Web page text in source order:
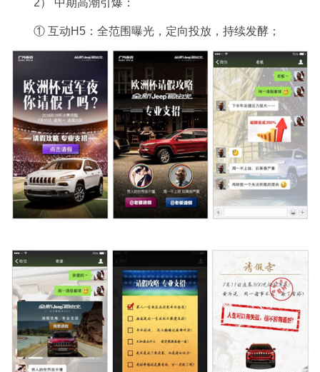
2） 中期高潮引爆：
① 互动H5：全范围曝光，定向投放，持续发酵；